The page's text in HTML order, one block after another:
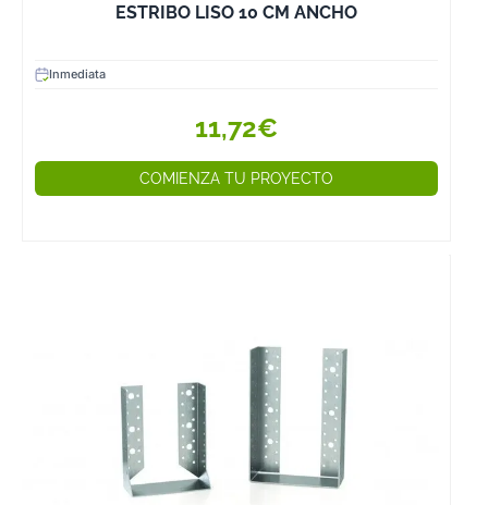
ESTRIBO LISO 10 CM ANCHO
Inmediata
11,72€
COMIENZA TU PROYECTO